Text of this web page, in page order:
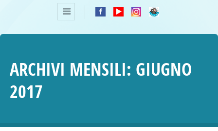
ARCHIVI MENSILI: GIUGNO
2017